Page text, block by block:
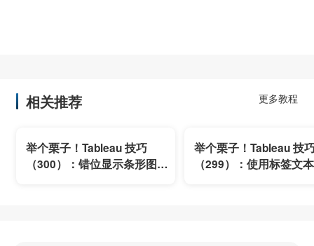
相关推荐 更多教程
举个栗子！Tableau 技巧
（300）：错位显示条形图的
举个栗子！Tableau 技
（299）：使用标签文